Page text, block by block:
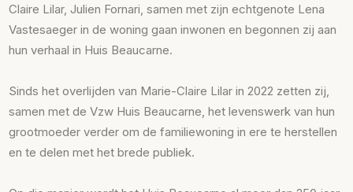
Claire Lilar, Julien Fornari, samen met zijn echtgenote Lena
Vastesaeger in de woning gaan inwonen en begonnen zij aan
hun verhaal in Huis Beaucarne.
Sinds het overlijden van Marie-Claire Lilar in 2022 zetten zij,
samen met de Vzw Huis Beaucarne, het levenswerk van hun
grootmoeder verder om de familiewoning in ere te herstellen
en te delen met het brede publiek.